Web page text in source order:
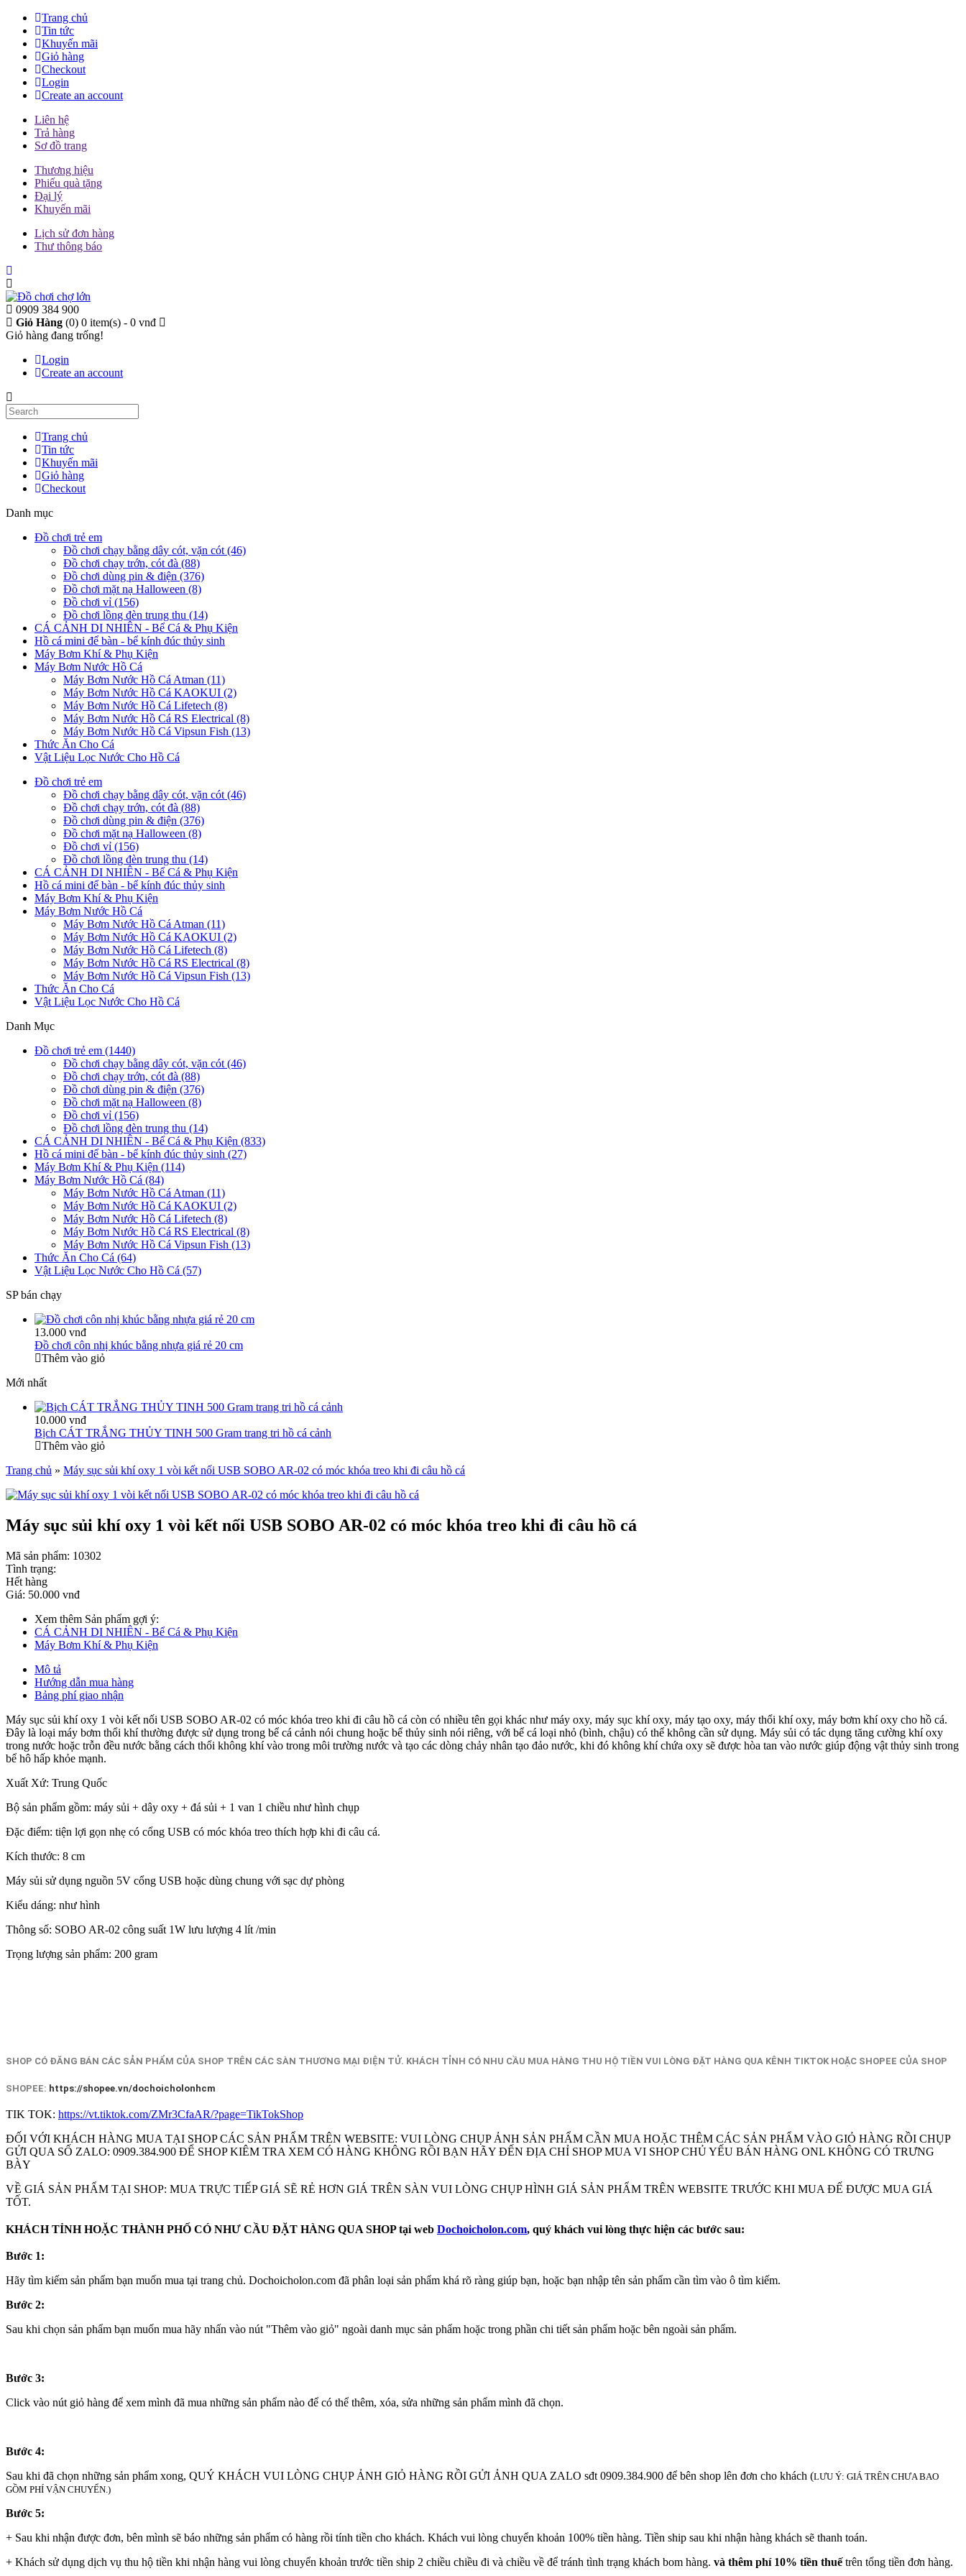
Trang chủ
Tin tức
Khuyến mãi
Giỏ hàng
Checkout
Login
Create an account
Liên hệ
Trả hàng
Sơ đồ trang
Thương hiệu
Phiếu quà tặng
Đại lý
Khuyến mãi
Lịch sử đơn hàng
Thư thông báo
0909 384 900
Giỏ Hàng (0) 0 item(s) - 0 vnđ
Giỏ hàng đang trống!
Login
Create an account
Trang chủ
Tin tức
Khuyến mãi
Giỏ hàng
Checkout
Danh mục
Đồ chơi trẻ em
Đồ chơi chạy bằng dây cót, vặn cót (46)
Đồ chơi chạy trớn, cót đà (88)
Đồ chơi dùng pin & điện (376)
Đồ chơi mặt nạ Halloween (8)
Đồ chơi vỉ (156)
Đồ chơi lồng đèn trung thu (14)
CÁ CẢNH DI NHIÊN - Bể Cá & Phụ Kiện
Hồ cá mini để bàn - bể kính đúc thủy sinh
Máy Bơm Khí & Phụ Kiện
Máy Bơm Nước Hồ Cá
Máy Bơm Nước Hồ Cá Atman (11)
Máy Bơm Nước Hồ Cá KAOKUI (2)
Máy Bơm Nước Hồ Cá Lifetech (8)
Máy Bơm Nước Hồ Cá RS Electrical (8)
Máy Bơm Nước Hồ Cá Vipsun Fish (13)
Thức Ăn Cho Cá
Vật Liệu Lọc Nước Cho Hồ Cá
Đồ chơi trẻ em
Đồ chơi chạy bằng dây cót, vặn cót (46)
Đồ chơi chạy trớn, cót đà (88)
Đồ chơi dùng pin & điện (376)
Đồ chơi mặt nạ Halloween (8)
Đồ chơi vỉ (156)
Đồ chơi lồng đèn trung thu (14)
CÁ CẢNH DI NHIÊN - Bể Cá & Phụ Kiện
Hồ cá mini để bàn - bể kính đúc thủy sinh
Máy Bơm Khí & Phụ Kiện
Máy Bơm Nước Hồ Cá
Máy Bơm Nước Hồ Cá Atman (11)
Máy Bơm Nước Hồ Cá KAOKUI (2)
Máy Bơm Nước Hồ Cá Lifetech (8)
Máy Bơm Nước Hồ Cá RS Electrical (8)
Máy Bơm Nước Hồ Cá Vipsun Fish (13)
Thức Ăn Cho Cá
Vật Liệu Lọc Nước Cho Hồ Cá
Danh Mục
Đồ chơi trẻ em (1440)
Đồ chơi chạy bằng dây cót, vặn cót (46)
Đồ chơi chạy trớn, cót đà (88)
Đồ chơi dùng pin & điện (376)
Đồ chơi mặt nạ Halloween (8)
Đồ chơi vỉ (156)
Đồ chơi lồng đèn trung thu (14)
CÁ CẢNH DI NHIÊN - Bể Cá & Phụ Kiện (833)
Hồ cá mini để bàn - bể kính đúc thủy sinh (27)
Máy Bơm Khí & Phụ Kiện (114)
Máy Bơm Nước Hồ Cá (84)
Máy Bơm Nước Hồ Cá Atman (11)
Máy Bơm Nước Hồ Cá KAOKUI (2)
Máy Bơm Nước Hồ Cá Lifetech (8)
Máy Bơm Nước Hồ Cá RS Electrical (8)
Máy Bơm Nước Hồ Cá Vipsun Fish (13)
Thức Ăn Cho Cá (64)
Vật Liệu Lọc Nước Cho Hồ Cá (57)
SP bán chạy
13.000 vnđ
Đồ chơi côn nhị khúc bằng nhựa giá rẻ 20 cm
Thêm vào giỏ
Mới nhất
10.000 vnđ
Bịch CÁT TRẮNG THỦY TINH 500 Gram trang tri hồ cá cảnh
Thêm vào giỏ
Trang chủ » Máy sục sủi khí oxy 1 vòi kết nối USB SOBO AR-02 có móc khóa treo khi đi câu hồ cá
Máy sục sủi khí oxy 1 vòi kết nối USB SOBO AR-02 có móc khóa treo khi đi câu hồ cá
Mã sản phẩm: 10302
Tình trạng:
Hết hàng
Giá: 50.000 vnđ
Xem thêm Sản phẩm gợi ý:
CÁ CẢNH DI NHIÊN - Bể Cá & Phụ Kiện
Máy Bơm Khí & Phụ Kiện
Mô tả
Hướng dẫn mua hàng
Bảng phí giao nhận
Máy sục sủi khí oxy 1 vòi kết nối USB SOBO AR-02 có móc khóa treo khi đi câu hồ cá còn có nhiều tên gọi khác như máy oxy, máy sục khí oxy, máy tạo oxy, máy thổi khí oxy, máy bơm khí oxy cho hồ cá.
Đây là loại máy bơm thổi khí thường được sử dụng trong bể cá cảnh nói chung hoặc bể thủy sinh nói riêng, với bể cá loại nhỏ (bình, chậu) có thể không cần sử dụng. Máy sủi có tác dụng tăng cường khí oxy
trong nước hoặc trỗn đều nước bằng cách thổi không khí vào trong môi trường nước và tạo các dòng chảy nhân tạo đảo nước, khi đó không khí chứa oxy sẽ được hòa tan vào nước giúp động vật thủy sinh trong
bể hô hấp khỏe mạnh.
Xuất Xứ: Trung Quốc
Bộ sản phẩm gồm: máy sủi + dây oxy + đá sủi + 1 van 1 chiều như hình chụp
Đặc điểm: tiện lợi gọn nhẹ có cổng USB có móc khóa treo thích hợp khi đi câu cá.
Kích thước: 8 cm
Máy sủi sử dụng nguồn 5V cổng USB hoặc dùng chung với sạc dự phòng
Kiểu dáng: như hình
Thông số: SOBO AR-02 công suất 1W lưu lượng 4 lít /min
Trọng lượng sản phẩm: 200 gram
SHOP CÓ ĐĂNG BÁN CÁC SẢN PHẨM CỦA SHOP TRÊN CÁC SÀN THƯƠNG MẠI ĐIỆN TỬ. KHÁCH TỈNH CÓ NHU CẦU MUA HÀNG THU HỘ TIỀN VUI LÒNG ĐẶT HÀNG QUA KÊNH TIKTOK HOẶC SHOPEE CỦA SHOP
SHOPEE: https://shopee.vn/dochoicholonhcm
TIK TOK: https://vt.tiktok.com/ZMr3CfaAR/?page=TikTokShop
ĐỐI VỚI KHÁCH HÀNG MUA TẠI SHOP CÁC SẢN PHẨM TRÊN WEBSITE: VUI LÒNG CHỤP ẢNH SẢN PHẨM CẦN MUA HOẶC THÊM CÁC SẢN PHẨM VÀO GIỎ HÀNG RỒI CHỤP
GỬI QUA SỐ ZALO: 0909.384.900 ĐỂ SHOP KIÊM TRA XEM CÓ HÀNG KHÔNG RỒI BẠN HÃY ĐẾN ĐỊA CHỈ SHOP MUA VI SHOP CHỦ YẾU BÁN HÀNG ONL KHÔNG CÓ TRƯNG
BÀY
VỀ GIÁ SẢN PHẨM TẠI SHOP: MUA TRỰC TIẾP GIÁ SẼ RẺ HƠN GIÁ TRÊN SÀN VUI LÒNG CHỤP HÌNH GIÁ SẢN PHẨM TRÊN WEBSITE TRƯỚC KHI MUA ĐẾ ĐƯỢC MUA GIÁ
TỐT.
KHÁCH TỈNH HOẶC THÀNH PHỐ CÓ NHƯ CẦU ĐẶT HÀNG QUA SHOP tại web Dochoicholon.com, quý khách vui lòng thực hiện các bước sau:
Bước 1:
Hãy tìm kiếm sản phẩm bạn muốn mua tại trang chủ. Dochoicholon.com đã phân loại sản phẩm khá rõ ràng giúp bạn, hoặc bạn nhập tên sản phẩm cần tìm vào ô tìm kiếm.
Bước 2:
Sau khi chọn sản phẩm bạn muốn mua hãy nhấn vào nút "Thêm vào giỏ" ngoài danh mục sản phẩm hoặc trong phần chi tiết sản phẩm hoặc bên ngoài sản phẩm.
Bước 3:
Click vào nút giỏ hàng để xem mình đã mua những sản phẩm nào để có thể thêm, xóa, sửa những sản phẩm mình đã chọn.
Bước 4:
Sau khi đã chọn những sản phẩm xong, QUÝ KHÁCH VUI LÒNG CHỤP ẢNH GIỎ HÀNG RỒI GỬI ẢNH QUA ZALO sđt 0909.384.900 để bên shop lên đơn cho khách (LƯU Ý: GIÁ TRÊN CHƯA BAO
GỒM PHÍ VẬN CHUYỂN.)
Bước 5:
+ Sau khi nhận được đơn, bên mình sẽ báo những sản phẩm có hàng rồi tính tiền cho khách. Khách vui lòng chuyển khoản 100% tiền hàng. Tiền ship sau khi nhận hàng khách sẽ thanh toán.
+ Khách sử dụng dịch vụ thu hộ tiền khi nhận hàng vui lòng chuyển khoản trước tiền ship 2 chiều chiều đi và chiều về để tránh tình trạng khách bom hàng. và thêm phí 10% tiền thuếtrên tổng tiền đơn hàng.